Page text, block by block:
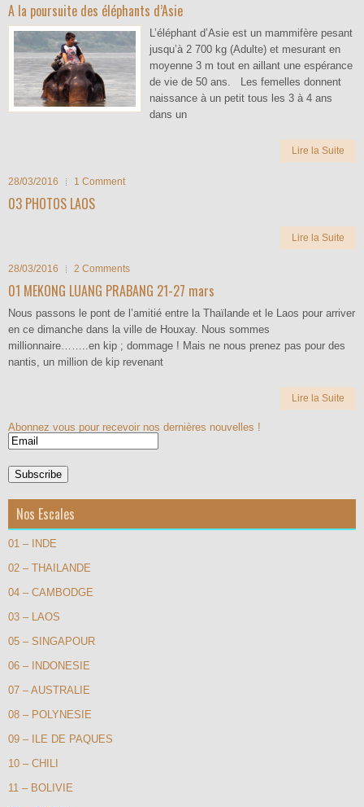
A la poursuite des éléphants d’Asie
L’éléphant d’Asie est un mammifère pesant
jusqu’à 2 700 kg (Adulte) et mesurant en
moyenne 3 m tout en aillant une espérance
de vie de 50 ans. Les femelles donnent
naissance à un petit tous les 3 à 4 ans
dans un
Lire la Suite
28/03/2016 1 Comment
03 PHOTOS LAOS
Lire la Suite
28/03/2016 2 Comments
01 MEKONG LUANG PRABANG 21-27 mars
Nous passons le pont de l’amitié entre la Thaïlande et le Laos pour arriver
en ce dimanche dans la ville de Houxay. Nous sommes
millionnaire……..en kip ; dommage ! Mais ne nous prenez pas pour des
nantis, un million de kip revenant
Lire la Suite
Abonnez vous pour recevoir nos dernières nouvelles !
Nos Escales
01 – INDE
02 – THAILANDE
04 – CAMBODGE
03 – LAOS
05 – SINGAPOUR
06 – INDONESIE
07 – AUSTRALIE
08 – POLYNESIE
09 – ILE DE PAQUES
10 – CHILI
11 – BOLIVIE